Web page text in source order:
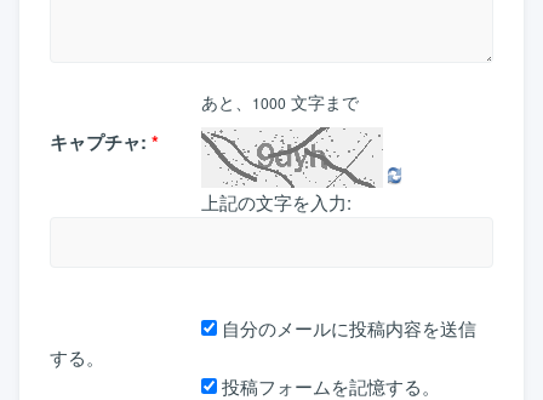
あと、 1000 文字まで
キャプチャ: *
上記の文字を入力:
自分のメールに投稿内容を送信
する。
投稿フォームを記憶する。